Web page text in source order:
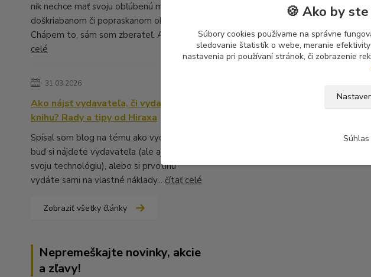
nik nechce mať svoju obľúbenú muziku v
doškriabanom či popraskanom obale.
Chápem to, sám som zberateľ. A ...
celé
31.03.2026
Ako nájsť vydavateľa, či vydať vlastnú
knihu? Rady a tipy od Hiraxa
Spísal som blog na tému ako vydať knihu -
buď si nájdete vydavateľa (ale aj to má
svoju technológiu), alebo si prvotinu
vydáte sami na vlastné náklady... čítať celé
Zobraziť všetky články
Nepremeškajte novinky, akcie
a zľavy!
🍪 Ako by
Súbory cookies používame na správne
sledovanie štatistík o webe, meranie
nastavenia pri používaní stránok, či zobrazenie